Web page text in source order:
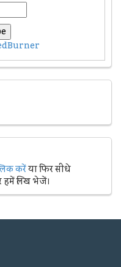
करेंया फिर सीधे
लिख भेजें।